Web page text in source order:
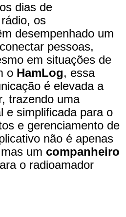
dias de
os
desempenhado um
pessoas,
em situações de
o HamLog, essa
é elevada a
trazendo uma
e simplificada para o
e gerenciamento de
não é apenas
um companheiro
o radioamador